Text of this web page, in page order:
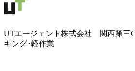
UTエージェント株式会社 関西第三
キング･軽作業